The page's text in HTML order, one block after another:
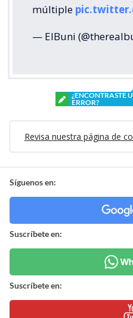
múltiple
— ElBuni
¿ENCONTRASTE
ERROR?
Revisa nuestra página de
Síguenos en:
Suscríbete en:
Suscríbete en: